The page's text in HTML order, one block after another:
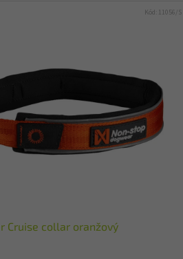
Cruise collar oranžový
Kód: 11056/S